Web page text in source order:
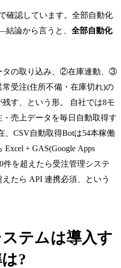
確認しています。全部自動化
論から言うと、 全部自動化
タの取り込み、②在庫連動、③
受注(住所不備・在庫切れ)の
す、という形。 自社では8モ
売上データを毎日自動取得す
、CSV自動取得Botは54本稼働
+ GAS(Google Apps
件を超えたら受注管理システ
たら API 連携必須、という
テムは導入す
?